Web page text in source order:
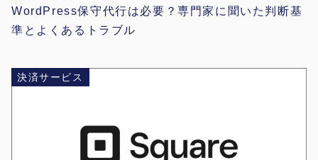
WordPress保守代行は必要？専門家に聞いた判断基
準とよくあるトラブル
決済サービス